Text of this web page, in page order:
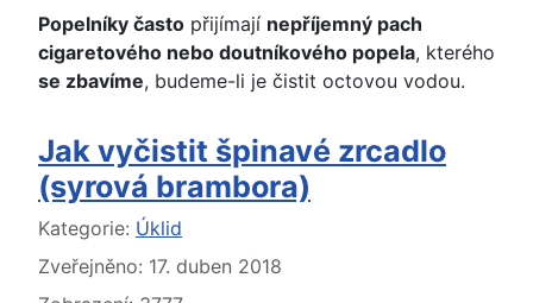
Popelníky často přijímají nepříjemný pach
cigaretového nebo doutníkového popela, kterého
se zbavíme, budeme-li je čistit octovou vodou.
Jak vyčistit špinavé zrcadlo
(syrová brambora)
Základní údaje
Kategorie: Úklid
Zveřejněno: 17. duben 2018